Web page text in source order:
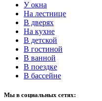
У окна
На лестнице
В дверях
На кухне
В детской
В гостиной
В ванной
В поездке
В бассейне
Мы в социальных сетях: